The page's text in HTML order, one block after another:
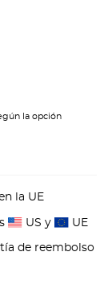
la opción
la UE
US y UE
de reembolso